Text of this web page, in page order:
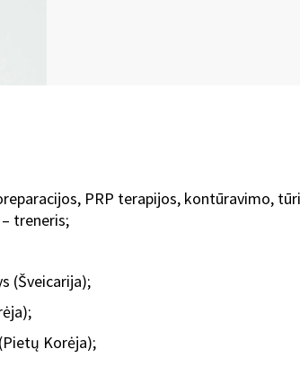
PRP terapijos, kontūravimo,
treneris;
(Šveicarija);
Korėja);